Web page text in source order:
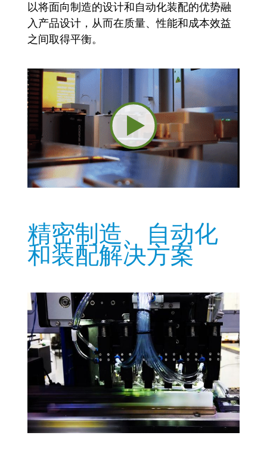
以将面向制造的设计和自动化装配的优势融
入产品设计，从而在质量、性能和成本效益
之间取得平衡。
精密制造、自动化
和装配解决方案